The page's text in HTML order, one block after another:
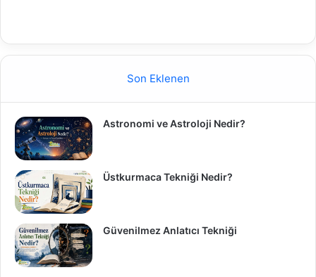
Son Eklenen
Astronomi ve Astroloji Nedir?
Üstkurmaca Tekniği Nedir?
Güvenilmez Anlatıcı Tekniği